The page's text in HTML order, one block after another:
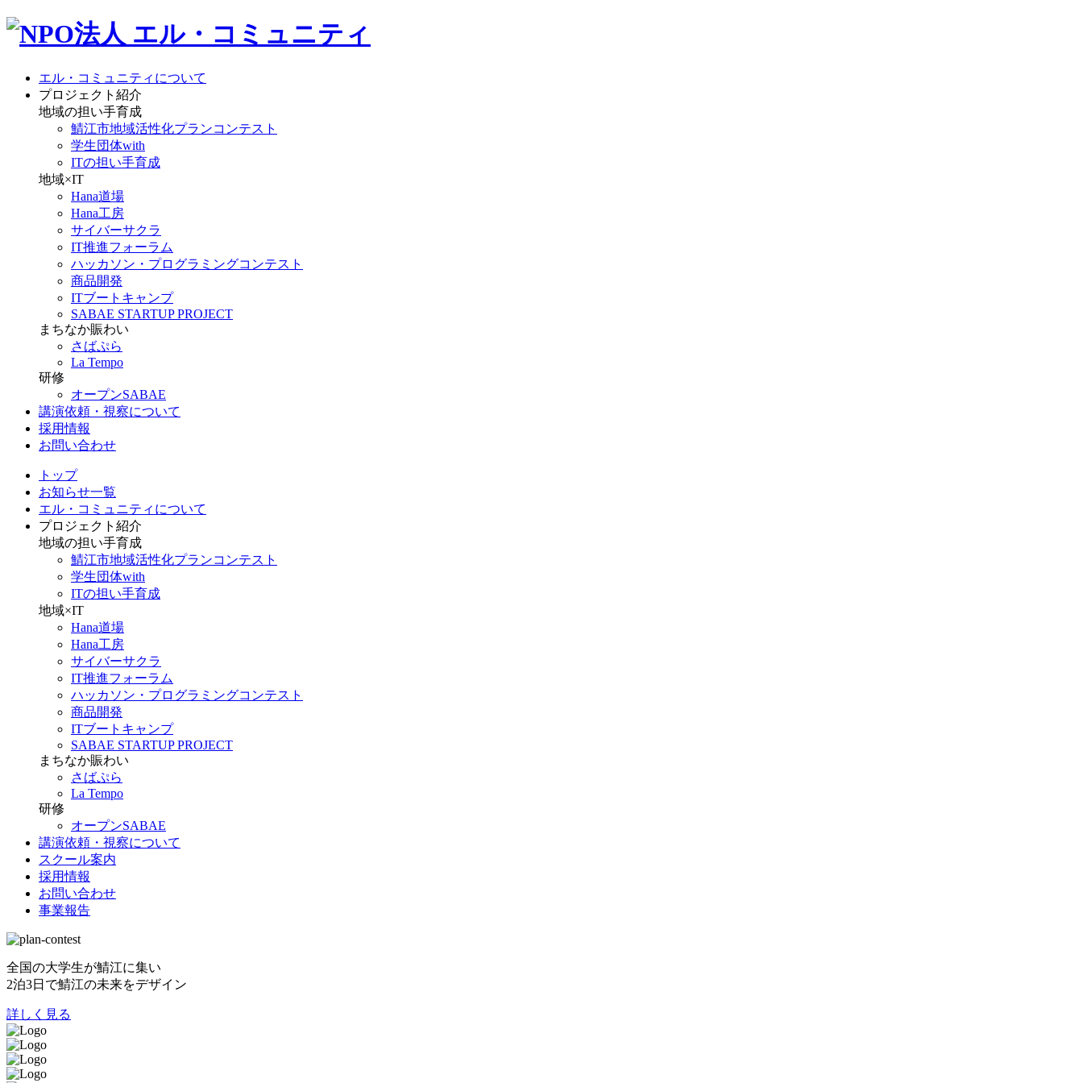
エル・コミュニティについて
プロジェクト紹介
地域の担い手育成
鯖江市地域活性化プランコンテスト
学生団体with
ITの担い手育成
地域×IT
Hana道場
Hana工房
サイバーサクラ
IT推進フォーラム
ハッカソン・プログラミングコンテスト
商品開発
ITブートキャンプ
SABAE STARTUP PROJECT
まちなか賑わい
さばぷら
La Tempo
研修
オープンSABAE
講演依頼・視察について
採用情報
お問い合わせ
トップ
お知らせ一覧
エル・コミュニティについて
プロジェクト紹介
地域の担い手育成
鯖江市地域活性化プランコンテスト
学生団体with
ITの担い手育成
地域×IT
Hana道場
Hana工房
サイバーサクラ
IT推進フォーラム
ハッカソン・プログラミングコンテスト
商品開発
ITブートキャンプ
SABAE STARTUP PROJECT
まちなか賑わい
さばぷら
La Tempo
研修
オープンSABAE
講演依頼・視察について
スクール案内
採用情報
お問い合わせ
事業報告
全国の大学生が鯖江に集い
2泊3日で鯖江の未来をデザイン
詳しく見る